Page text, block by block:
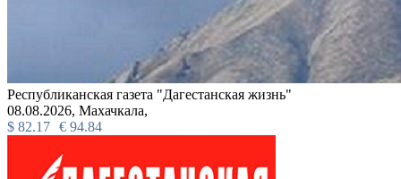
Республиканская газета "Дагестанская жизнь"
08.08.2026, Махачкала,
$ 82.17 € 94.84